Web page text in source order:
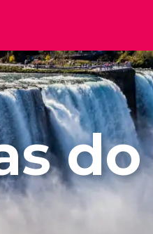
Roma
Itália
Londres
Reino Unido
Edimburgo
Reino Unido
Marrakech
Marrocos